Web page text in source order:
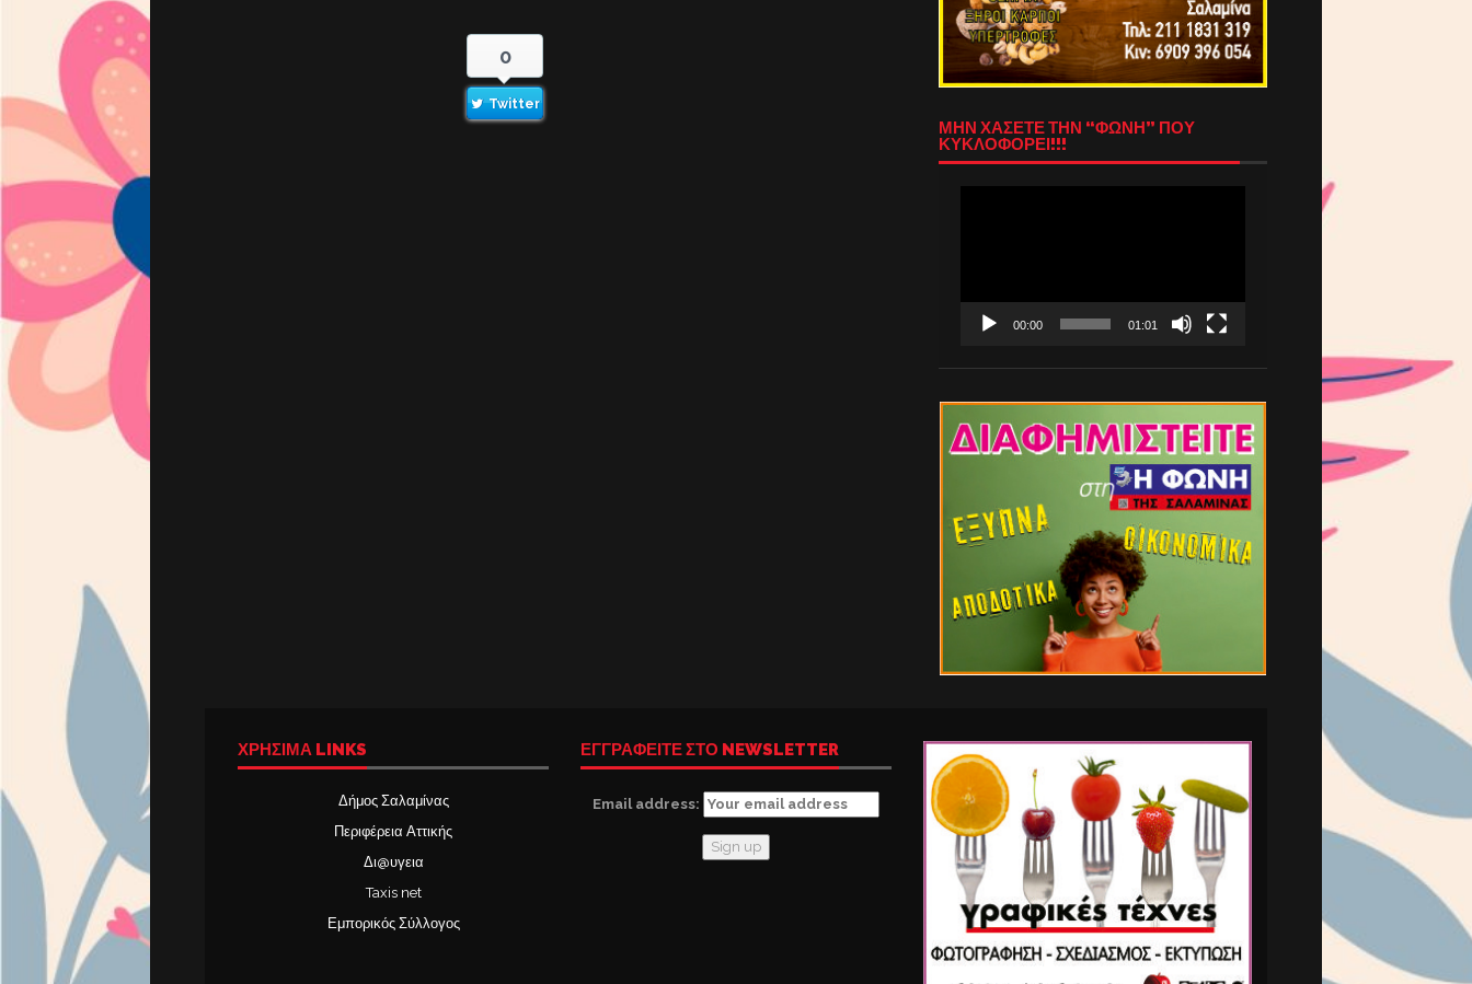
0
Twitter
ΜΗΝ ΧΑΣΕΤΕ ΤΗΝ “ΦΩΝΗ” ΠΟΥ
ΚΥΚΛΟΦΟΡΕΙ!!!
00:00 01:01
ΧΡΉΣΙΜΑ LINKS
Δήμος Σαλαμίνας
Περιφέρεια Αττικής
Δι@υγεια
Taxis net
Εμπορικός Σύλλογος
ΕΓΓΡΑΦΕΙΤΕ ΣΤΟ NEWSLETTER
Email address: